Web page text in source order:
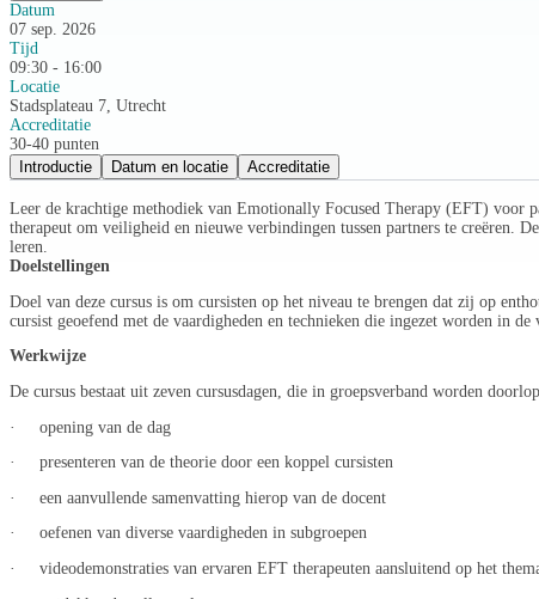
Datum
07 sep. 2026
Tijd
09:30 - 16:00
Locatie
Stadsplateau 7, Utrecht
Accreditatie
30-40 punten
Introductie
Datum en locatie Accreditatie
Leer de krachtige methodiek van Emotionally Focused Therapy (EFT) voor
therapeut om veiligheid en nieuwe verbindingen tussen partners te creëren.
leren.
Doelstellingen
Doel van deze cursus is om cursisten op het niveau te brengen dat zij op
cursist geoefend met de vaardigheden en technieken die ingezet worden in
Werkwijze
De cursus bestaat uit zeven cursusdagen, die in groepsverband worden
· opening van de dag
· presenteren van de theorie door een koppel cursisten
· een aanvullende samenvatting hierop van de docent
· oefenen van diverse vaardigheden in subgroepen
· videodemonstraties van ervaren EFT therapeuten aansluitend op het